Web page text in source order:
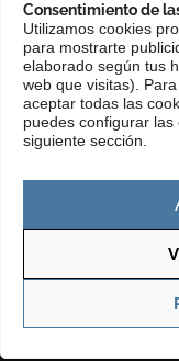
Consentimiento de
Utilizamos cookies
para mostrarte
elaborado según tus
web que visitas).
aceptar todas las
puedes configurar
siguiente sección.
Política